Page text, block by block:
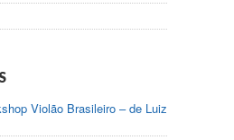
Violão Brasileiro – de Luiz